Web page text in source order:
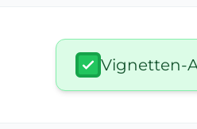
Vignetten-